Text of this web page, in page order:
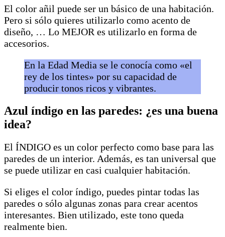
El color añil puede ser un básico de una habitación.
Pero si sólo quieres utilizarlo como acento de
diseño, … Lo MEJOR es utilizarlo en forma de
accesorios.
En la Edad Media se le conocía como «el
rey de los tintes» por su capacidad de
producir tonos ricos y vibrantes.
Azul índigo en las paredes: ¿es una buena
idea?
El ÍNDIGO es un color perfecto como base para las
paredes de un interior. Además, es tan universal que
se puede utilizar en casi cualquier habitación.
Si eliges el color índigo, puedes pintar todas las
paredes o sólo algunas zonas para crear acentos
interesantes. Bien utilizado, este tono queda
realmente bien.